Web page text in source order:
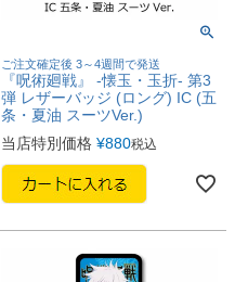
ご注文確定後 3～4週間で発送
『呪術廻戦』 -懐玉・玉折- 第3
弾 レザーバッジ (ロング) IC (五
条・夏油 スーツVer.)
当店特別価格 ¥880税込